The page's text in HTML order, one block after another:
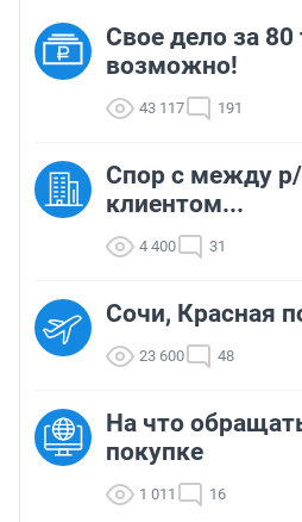
Свое дело за 80
возможно!
43 117 191
Спор с между р/
клиентом...
4 400 31
Сочи, Красная
23 600 48
На что
покупке
1 011 16